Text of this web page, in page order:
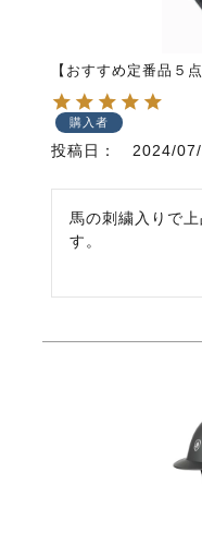
【おすすめ定番品５
購入者
投稿日 2024/
馬の刺繍入りで
す。